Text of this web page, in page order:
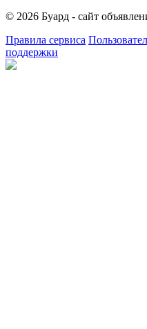
© 2026 Буард - сайт
Правила сервиса
поддержки